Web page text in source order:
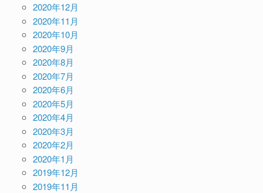
2020年12月
2020年11月
2020年10月
2020年9月
2020年8月
2020年7月
2020年6月
2020年5月
2020年4月
2020年3月
2020年2月
2020年1月
2019年12月
2019年11月